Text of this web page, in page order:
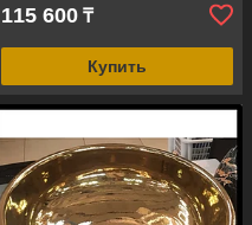
115 600 ₸
Купить